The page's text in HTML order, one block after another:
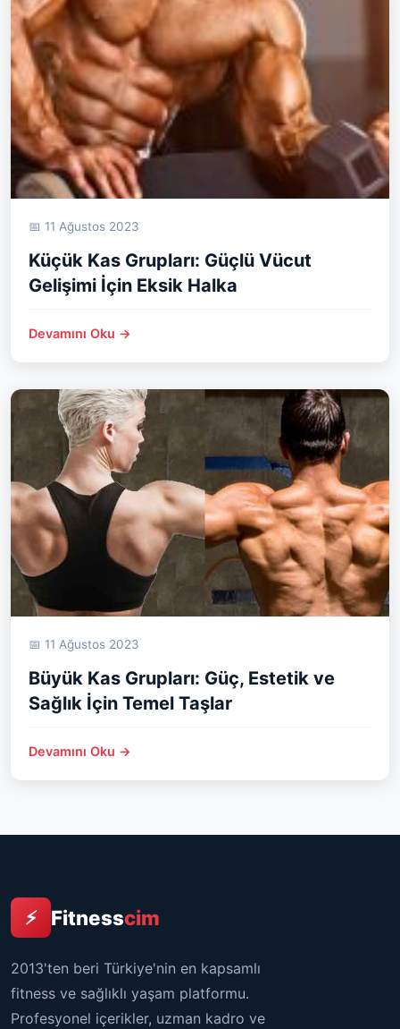
📅 11 Ağustos 2023
Küçük Kas Grupları: Güçlü Vücut
Gelişimi İçin Eksik Halka
Devamını Oku →
📅 11 Ağustos 2023
Büyük Kas Grupları: Güç, Estetik ve
Sağlık İçin Temel Taşlar
Devamını Oku →
⚡ Fitnesscim
2013'ten beri Türkiye'nin en kapsamlı
fitness ve sağlıklı yaşam platformu.
Profesyonel içerikler, uzman kadro ve